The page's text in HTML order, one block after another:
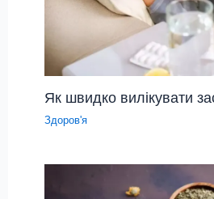
Як швидко вилікувати
Здоров'я